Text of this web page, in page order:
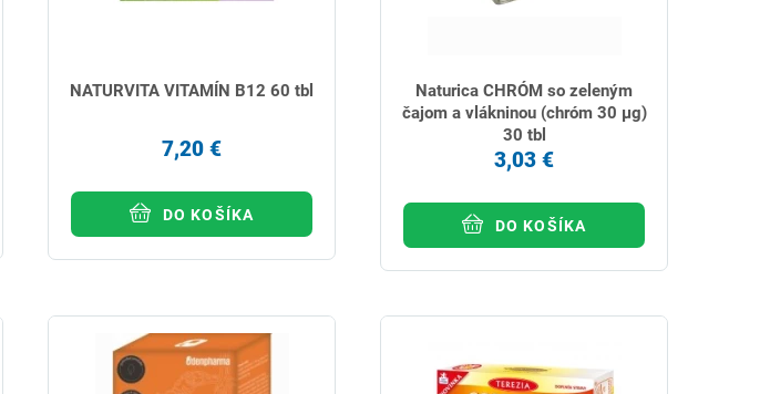
NATURVITA VITAMÍN B12 60 tbl
7,20 €
DO KOŠÍKA
Naturica CHRÓM so zeleným
čajom a vlákninou (chróm 30 µg)
30 tbl
3,03 €
DO KOŠÍKA